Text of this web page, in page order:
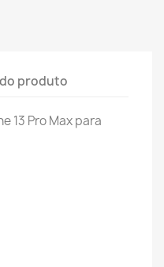
produto
13 Pro Max para